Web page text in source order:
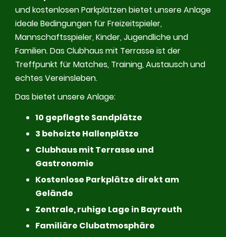
und kostenlosen Parkplätzen bietet unsere Anlage
ideale Bedingungen für Freizeitspieler,
Mannschaftsspieler, Kinder, Jugendliche und
Familien. Das Clubhaus mit Terrasse ist der
Treffpunkt für Matches, Training, Austausch und
echtes Vereinsleben.
Das bietet unsere Anlage:
10 gepflegte Sandplätze
3 beheizte Hallenplätze
Clubhaus mit Terrasse und
Gastronomie
Kostenlose Parkplätze direkt am
Gelände
Zentrale, ruhige Lage in Bayreuth
Familiäre Clubatmosphäre